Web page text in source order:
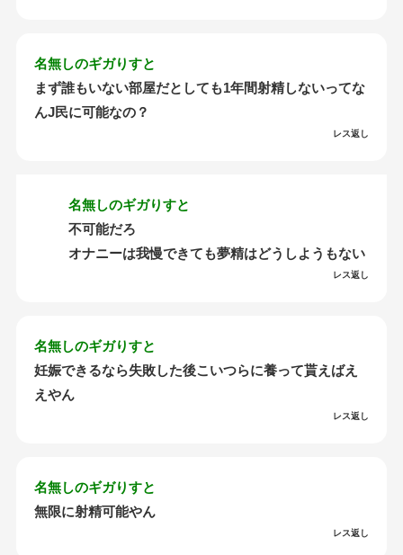
名無しのギガりすと
まず誰もいない部屋だとしても1年間射精しないってな
んJ民に可能なの？
レス返し
名無しのギガりすと
不可能だろ
オナニーは我慢できても夢精はどうしようもない
レス返し
名無しのギガりすと
妊娠できるなら失敗した後こいつらに養って貰えばえ
えやん
レス返し
名無しのギガりすと
無限に射精可能やん
レス返し